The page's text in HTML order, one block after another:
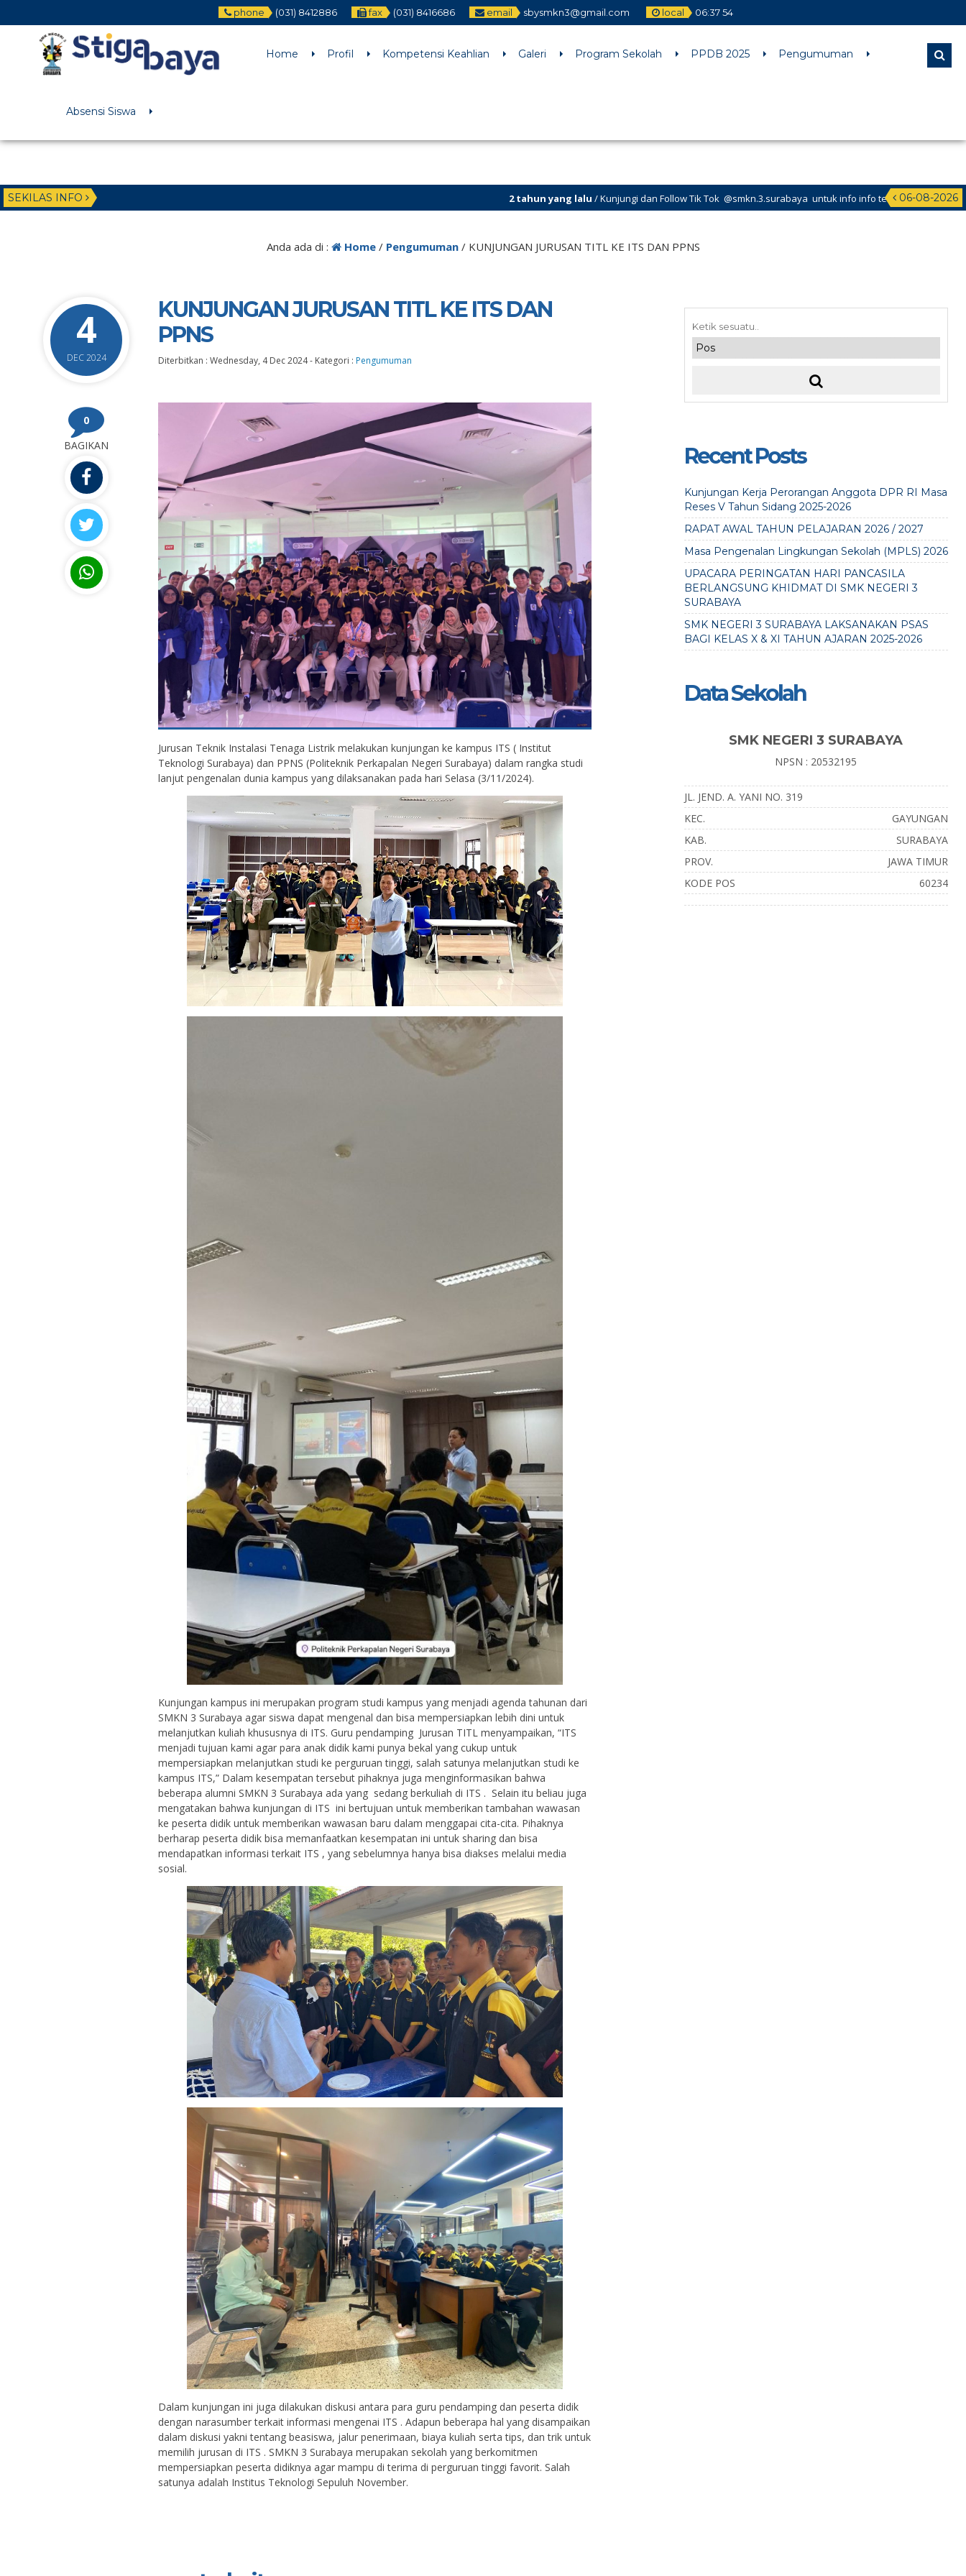
: Function WP_Dependencies->add_data() was called with an argument that is deprecatedsince version 6.9.0! IE conditional comments are ignored by all supported browsers. in
/home/u6225882/public_html/wp-includes/functions.php
phone (031) 8412886 fax (031) 8416686 email sbysmkn3@gmail.com local 06:37 55
Home Profil Kompetensi Keahlian Galeri Program Sekolah PPDB 2025 Pengumuman
Absensi Siswa
SEKILAS INFO 06-08-2026
/ Kunjungi dan Follow Tik Tok @smkn.3.surabaya untuk info info terbaru dari SMK Negeri 3 Surabaya
Anda ada di : Home/ Pengumuman/ KUNJUNGAN JURUSAN TITL KE ITS DAN PPNS
4
DEC 2024
KUNJUNGAN JURUSAN TITL KE ITS DAN
PPNS
Diterbitkan : Wednesday, 4 Dec 2024- Kategori : Pengumuman
0
BAGIKAN
Jurusan Teknik Instalasi Tenaga Listrik melakukan kunjungan ke kampus ITS ( Institut
Teknologi Surabaya) dan PPNS (Politeknik Perkapalan Negeri Surabaya) dalam rangka studi
lanjut pengenalan dunia kampus yang dilaksanakan pada hari Selasa (3/11/2024).
Kunjungan kampus ini merupakan program studi kampus yang menjadi agenda tahunan dari
SMKN 3 Surabaya agar siswa dapat mengenal dan bisa mempersiapkan lebih dini untuk
melanjutkan kuliah khususnya di ITS. Guru pendamping Jurusan TITL menyampaikan, “ITS
menjadi tujuan kami agar para anak didik kami punya bekal yang cukup untuk
mempersiapkan melanjutkan studi ke perguruan tinggi, salah satunya melanjutkan studi ke
kampus ITS,” Dalam kesempatan tersebut pihaknya juga menginformasikan bahwa
beberapa alumni SMKN 3 Surabaya ada yang sedang berkuliah di ITS . Selain itu beliau juga
mengatakan bahwa kunjungan di ITS ini bertujuan untuk memberikan tambahan wawasan
ke peserta didik untuk memberikan wawasan baru dalam menggapai cita-cita. Pihaknya
berharap peserta didik bisa memanfaatkan kesempatan ini untuk sharing dan bisa
mendapatkan informasi terkait ITS , yang sebelumnya hanya bisa diakses melalui media
sosial.
Dalam kunjungan ini juga dilakukan diskusi antara para guru pendamping dan peserta didik
dengan narasumber terkait informasi mengenai ITS . Adapun beberapa hal yang disampaikan
dalam diskusi yakni tentang beasiswa, jalur penerimaan, biaya kuliah serta tips, dan trik untuk
memilih jurusan di ITS . SMKN 3 Surabaya merupakan sekolah yang berkomitmen
mempersiapkan peserta didiknya agar mampu di terima di perguruan tinggi favorit. Salah
satunya adalah Institus Teknologi Sepuluh November.
Recent Posts
Kunjungan Kerja Perorangan Anggota DPR RI Masa
Reses V Tahun Sidang 2025-2026
RAPAT AWAL TAHUN PELAJARAN 2026 / 2027
Masa Pengenalan Lingkungan Sekolah (MPLS) 2026
UPACARA PERINGATAN HARI PANCASILA
BERLANGSUNG KHIDMAT DI SMK NEGERI 3
SURABAYA
SMK NEGERI 3 SURABAYA LAKSANAKAN PSAS
BAGI KELAS X & XI TAHUN AJARAN 2025-2026
Data Sekolah
SMK NEGERI 3 SURABAYA
NPSN : 20532195
JL. JEND. A. YANI NO. 319
KEC.
GAYUNGAN
KAB.
SURABAYA
PROV.
JAWA TIMUR
KODE POS
60234